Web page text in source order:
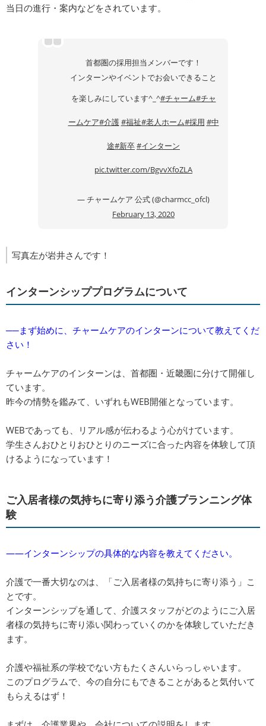
当日の進行・案内などをされています。
首都圏の採用担当メンバーです！
インターンやイベントでお会いできること
を楽しみにしています^_^#チャーム#チャ
ームケア#介護#福祉#老人ホーム#採用 #中
途#新卒#インターン
pic.twitter.com/BgvvXfoZLA
— チャームケア 公式 (@charmcc_ofcl)
February 13, 2020
写真左が岩井さんです！
インターンシッププログラムについて
──まず始めに、チャームケアのインターンについて教えてくだ
さい！
チャームケアのインターンは、首都圏・近畿圏に分けて開催し
ています。
昨今の情勢を鑑みて、いずれもWEB開催となっています。
WEBであっても、リアル感が伝わるよう心がけています。
学生さんおひとりおひとりのニーズに合った内容を体験して頂
けるようになっています！
ご入居者様の気持ちに寄り添う介護プランニング体
験
――インターンシップの具体的な内容を教えてください。
介護で一番大切なのは、「ご入居者様の気持ちに寄り添う」こ
とです。
インターンシップを通して、介護スタッフがどのようにご入居
者様の気持ちに寄り添い関わっていくのかを体験していただき
ます。
介護や福祉系の学校でない方もたくさんいらっしゃいます。
このプログラムで、今の自分にもできることがあると気付いて
もらえるはず！